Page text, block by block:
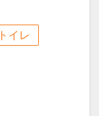
イレ